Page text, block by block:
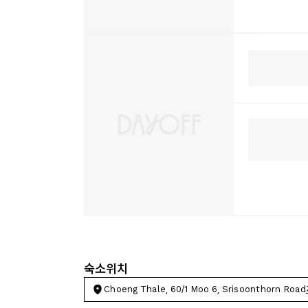
숙소위치
Choeng Thale, 60/1 Moo 6, Srisoonthorn Road